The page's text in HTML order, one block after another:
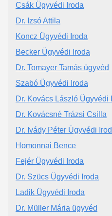
Csák Ügyvédi Iroda
Dr. Izsó Attila
Koncz Ügyvédi Iroda
Becker Ügyvédi Iroda
Dr. Tomayer Tamás ügyvéd
Szabó Ügyvédi Iroda
Dr. Kovács László Ügyvédi
Dr. Kovácsné Trázsi Csilla
Dr. Ivády Péter Ügyvédi
Homonnai Bence
Fejér Ügyvédi Iroda
Dr. Szücs Ügyvédi Iroda
Ladik Ügyvédi Iroda
Dr. Müller Mária ügyvéd